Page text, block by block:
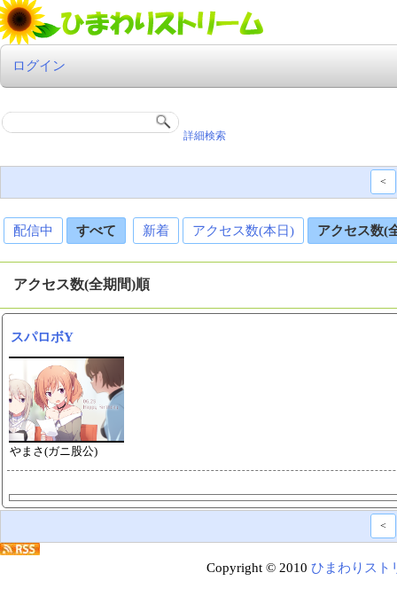
ログイン
詳細検索
<
配信中 すべて 新着 アクセス数(本日) アクセス数(
アクセス数(全期間)順
スパロボY
やまさ(ガニ股公)
<
Copyright © 2010 ひまわりスト